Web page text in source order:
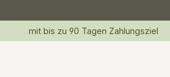
mit bis zu 90 Tagen Zahlungsziel